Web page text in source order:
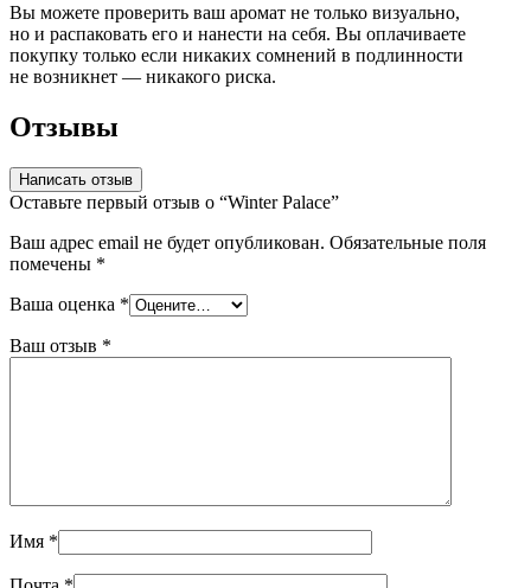
Вы можете проверить ваш аромат не только визуально,
но и распаковать его и нанести на себя. Вы оплачиваете
покупку только если никаких сомнений в подлинности
не возникнет — никакого риска.
Отзывы
Написать отзыв
Оставьте первый отзыв о “Winter Palace”
Ваш адрес email не будет опубликован. Обязательные поля
помечены *
Ваша оценка *
Ваш отзыв *
Имя *